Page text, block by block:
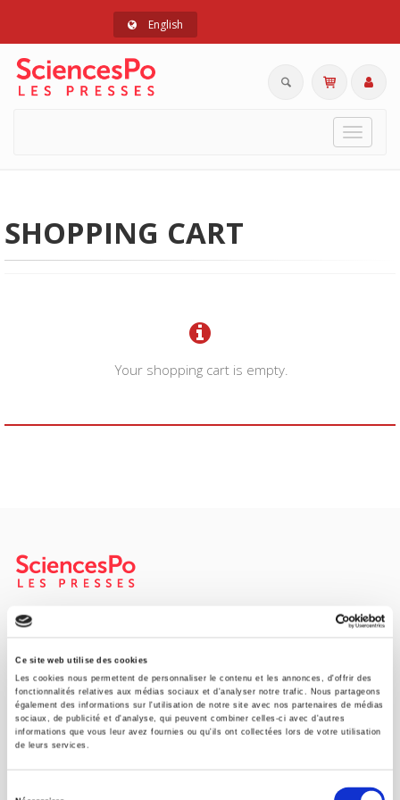
Ce site web utilise des cookies
Les cookies nous permettent de personnaliser le contenu et les annonces, d'offrir des
fonctionnalités relatives aux médias sociaux et d'analyser notre trafic. Nous partageons
également des informations sur l'utilisation de notre site avec nos partenaires de médias
sociaux, de publicité et d'analyse, qui peuvent combiner celles-ci avec d'autres
informations que vous leur avez fournies ou qu'ils ont collectées lors de votre utilisation
de leurs services.
English
Toggle
SHOPPING CART
Your shopping cart is empty.
SCIENCES PO UNIVERSITY PRESS has a threefold role: to publish
original research, to edit reference works for student use, and to
help public and political debate.
CONTACTS
FOREIGN RIGHTS
FOR BOOKSHOPS